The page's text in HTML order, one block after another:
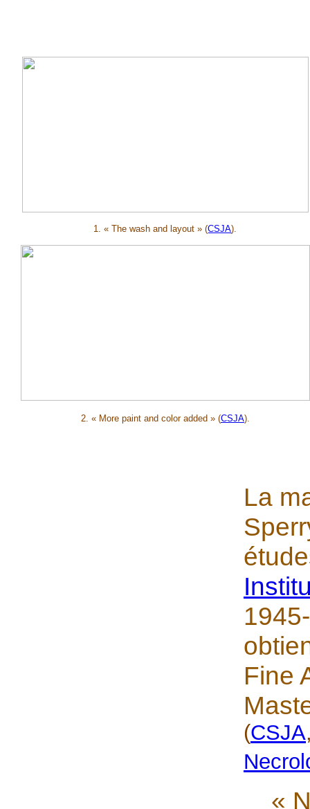
1. « The wash and layout » (CSJA).
2. « More paint and color added » (CSJA).
La
Fine
(CSJA
«